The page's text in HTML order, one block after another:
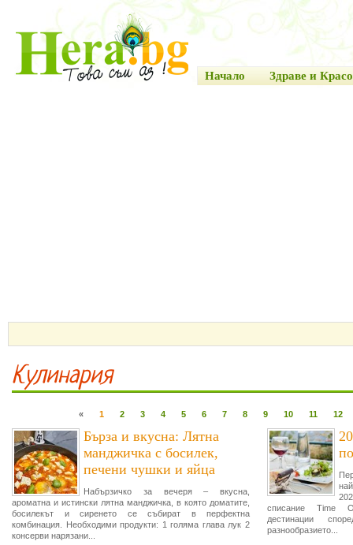
Начало Здраве и
Кулинария
« 1 2 3 4 5 6 7 8 9 10 11 12
Бърза и вкусна: Лятна
манджичка с босилек,
печени чушки и яйца
Набързичко за вечеря – вкусна,
ароматна и истински лятна манджичка, в която доматите,
босилекът и сиренето се събират в перфектна
комбинация. Необходими продукти: 1 голяма глава лук 2
консерви нарязани...
списание Time
дестинации
разнообразието...